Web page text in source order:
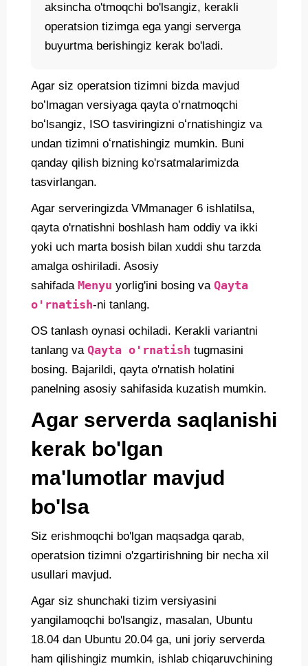
aksincha o'tmoqchi bo'lsangiz, kerakli
operatsion tizimga ega yangi serverga
buyurtma berishingiz kerak bo'ladi.
Agar siz operatsion tizimni bizda mavjud
boʻlmagan versiyaga qayta oʻrnatmoqchi
boʻlsangiz, ISO tasviringizni oʻrnatishingiz va
undan tizimni oʻrnatishingiz mumkin. Buni
qanday qilish bizning ko'rsatmalarimizda
tasvirlangan.
Agar serveringizda VMmanager 6 ishlatilsa,
qayta o'rnatishni boshlash ham oddiy va ikki
yoki uch marta bosish bilan xuddi shu tarzda
amalga oshiriladi. Asosiy
sahifada Menyu yorlig'ini bosing va Qayta
o'rnatish-ni tanlang.
OS tanlash oynasi ochiladi. Kerakli variantni
tanlang va Qayta o'rnatish tugmasini
bosing. Bajarildi, qayta o'rnatish holatini
panelning asosiy sahifasida kuzatish mumkin.
Agar serverda saqlanishi
kerak bo'lgan
ma'lumotlar mavjud
bo'lsa
Siz erishmoqchi bo'lgan maqsadga qarab,
operatsion tizimni o'zgartirishning bir necha xil
usullari mavjud.
Agar siz shunchaki tizim versiyasini
yangilamoqchi bo'lsangiz, masalan, Ubuntu
18.04 dan Ubuntu 20.04 ga, uni joriy serverda
ham qilishingiz mumkin, ishlab chiqaruvchining